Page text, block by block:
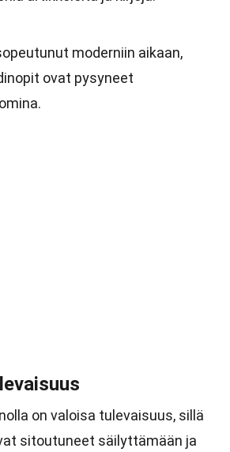
moderniin aikaan,
ovat pysyneet
on valoisa tulevaisuus, sillä
sitoutuneet säilyttämään ja